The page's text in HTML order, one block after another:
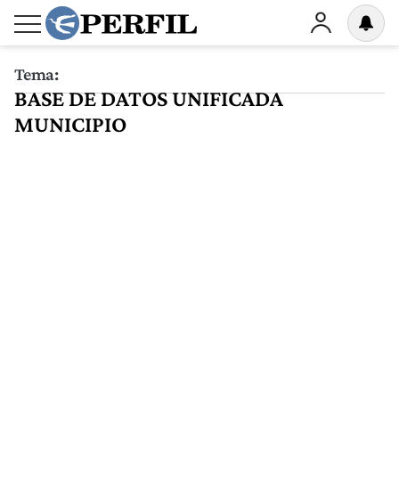
Tema:
BASE DE DATOS UNIFICADA
MUNICIPIO